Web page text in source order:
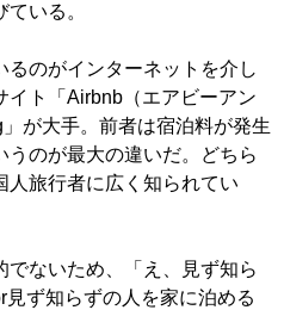
いる。
のがインターネットを介し
イト「Airbnb（エアビーアン
が大手。前者は宿泊料が発生
うのが最大の違いだ。どちら
人旅行者に広く知られてい
ないため、「え、見ず知ら
ず知らずの人を家に泊める